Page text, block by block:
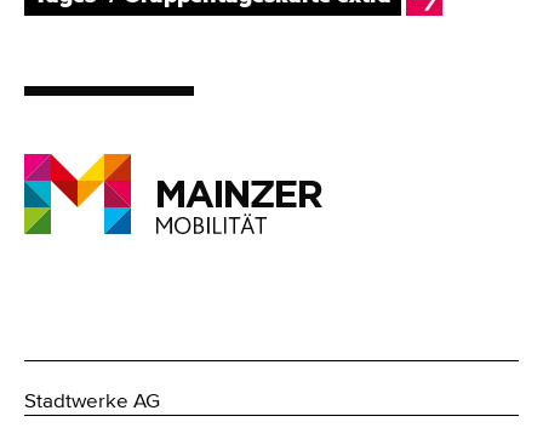
Stadtwerke AG